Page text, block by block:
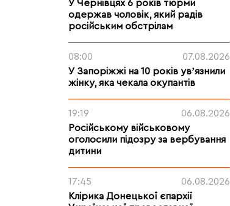
У Чернівцях 6 років тюрми
одержав чоловік, який радів
російським обстрілам
08:00
07.08.2026
У Запоріжжі на 10 років увʼязнили
жінку, яка чекала окупантів
19:19
06.08.2026
Російському військовому
оголосили підозру за вербування
дитини
17:45
06.08.2026
Клірика Донецької єпархії